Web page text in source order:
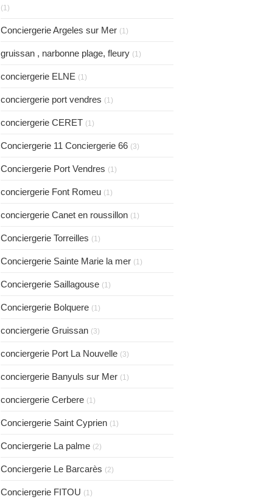
(1)
Conciergerie Argeles sur Mer (1)
gruissan , narbonne plage, fleury (1)
conciergerie ELNE (1)
conciergerie port vendres (1)
conciergerie CERET (1)
Conciergerie 11 Conciergerie 66 (3)
Conciergerie Port Vendres (1)
conciergerie Font Romeu (1)
conciergerie Canet en roussillon (1)
Conciergerie Torreilles (1)
Conciergerie Sainte Marie la mer (1)
Conciergerie Saillagouse (1)
Conciergerie Bolquere (1)
conciergerie Gruissan (3)
conciergerie Port La Nouvelle (3)
conciergerie Banyuls sur Mer (1)
conciergerie Cerbere (1)
Conciergerie Saint Cyprien (1)
Conciergerie La palme (2)
Conciergerie Le Barcarès (2)
Conciergerie FITOU (1)